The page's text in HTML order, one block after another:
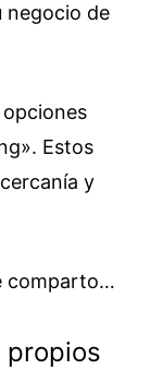
negocio de
Estos
y
comparto…
propios